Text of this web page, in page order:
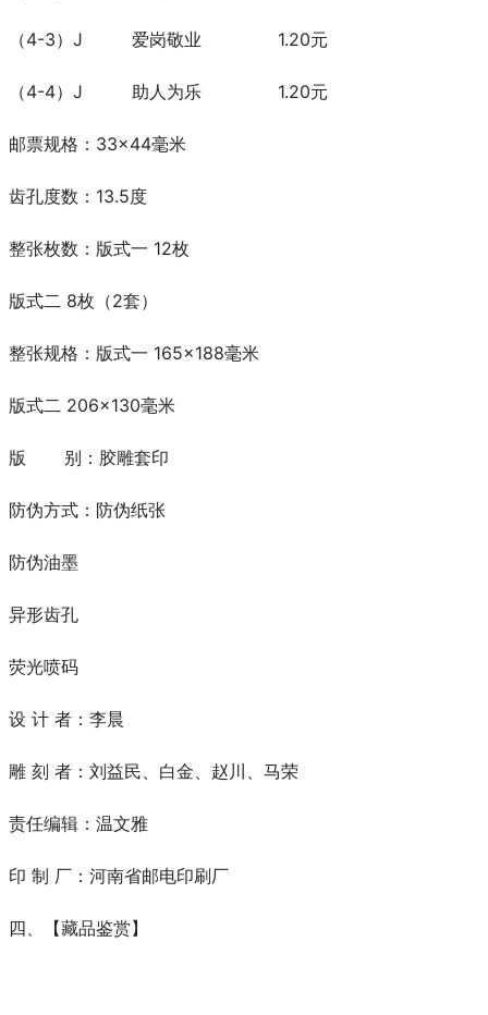
（4-3）J 爱岗敬业 1.20元
（4-4）J 助人为乐 1.20元
邮票规格：33×44毫米
齿孔度数：13.5度
整张枚数：版式一 12枚
版式二 8枚（2套）
整张规格：版式一 165×188毫米
版式二 206×130毫米
版 别：胶雕套印
防伪方式：防伪纸张
防伪油墨
异形齿孔
荧光喷码
设 计 者：李晨
雕 刻 者：刘益民、白金、赵川、马荣
责任编辑：温文雅
印 制 厂：河南省邮电印刷厂
四、【藏品鉴赏】